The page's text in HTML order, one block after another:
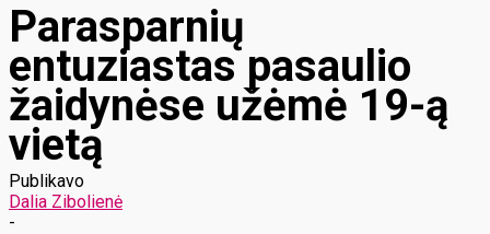
Parasparnių
entuziastas pasaulio
žaidynėse užėmė 19-ą
vietą
Publikavo
Dalia Zibolienė
-